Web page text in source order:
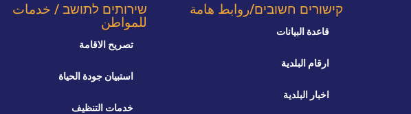
קישורים חשובים/روابط هامة
قاعدة البيانات
ارقام البلدية
اخبار البلدية
שירותים לתושב / خدمات
للمواطن
تصريح الاقامة
استبيان جودة الحياة
خدمات التنظيف